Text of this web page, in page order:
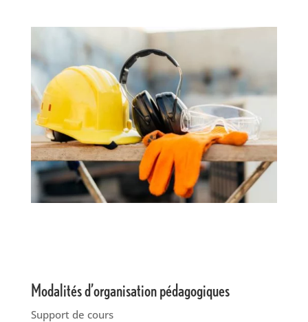
Modalités d’organisation pédagogiques
Support de cours